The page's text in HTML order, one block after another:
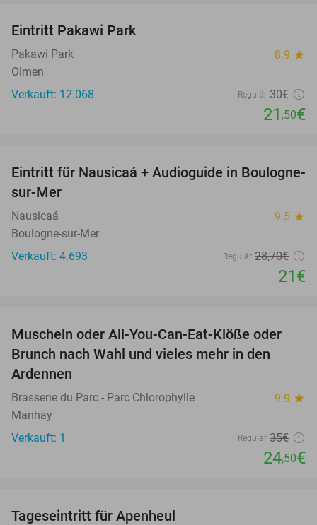
Eintritt Pakawi Park
Pakawi Park 8.9 star
Olmen
Verkauft: 12.068
Regulär 30€
21 ,50€
27%
Eintritt für Nausicaá + Audioguide in Boulogne-
sur-Mer
Nausicaá 9.5 star
Boulogne-sur-Mer
Verkauft: 4.693
Regulär 28,70€
21€
30%
Muscheln oder All-You-Can-Eat-Klöße oder
Brunch nach Wahl und vieles mehr in den
Ardennen
Brasserie du Parc - Parc Chlorophylle 9.9 star
Manhay
Verkauft: 1
Regulär 35€
24,50€
Tageseintritt für Apenheul